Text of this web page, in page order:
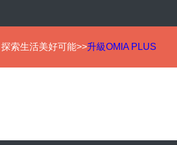
索生活美好可能>>升級OMIA PLUS